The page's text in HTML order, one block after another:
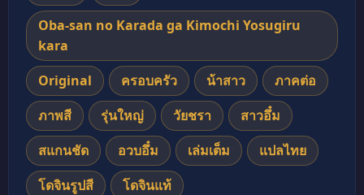
Oba-san no Karada ga Kimochi Yosugiru
kara
Original
ครอบครัว น้าสาว
ภาคต่อ
ภาพสี
รุ่นใหญ่ วัยชรา
สาวอึ๋ม
สแกนชัด
อวบอึ๋ม เล่มเต็ม
แปลไทย
โดจินรูปสี
โดจินแท้